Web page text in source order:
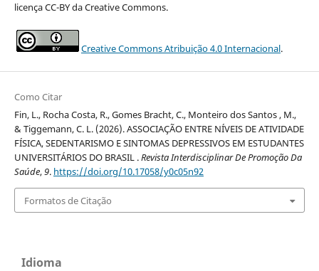
licença CC-BY da Creative Commons.
Creative Commons Atribuição 4.0 Internacional.
Como Citar
Fin, L., Rocha Costa, R., Gomes Bracht, C., Monteiro dos Santos , M.,
& Tiggemann, C. L. (2026). ASSOCIAÇÃO ENTRE NÍVEIS DE ATIVIDADE
FÍSICA, SEDENTARISMO E SINTOMAS DEPRESSIVOS EM ESTUDANTES
UNIVERSITÁRIOS DO BRASIL .Revista Interdisciplinar De Promoção Da
Saúde,9. https://doi.org/10.17058/y0c05n92
Formatos de Citação
Idioma